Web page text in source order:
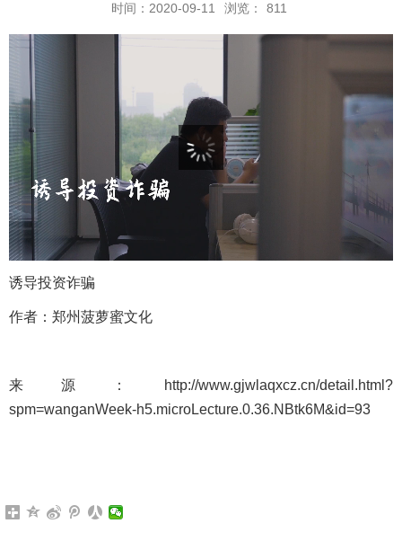
时间：2020-09-11 浏览： 811
诱导投资诈骗
作者：郑州菠萝蜜文化
来源：
http://www.gjwlaqxcz.cn/detail.html?
spm=wanganWeek-h5.microLecture.0.36.NBtk6M&id=93